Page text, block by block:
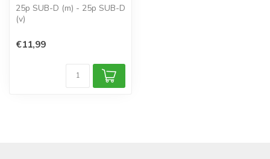
25p SUB-D (m) - 25p SUB-D
(v)
aders: Vertind koper
toepa...
€11,99